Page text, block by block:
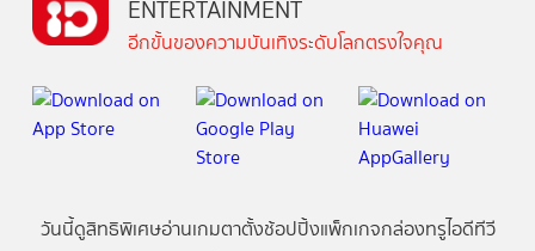
ENTERTAINMENT
อีกขั้นของความบันเทิงระดับโลกตรงใจคุณ
วันนี้ดูสิทธิพิเศษอ่านเกมตาตั้งช้อปปิ้งแพ็กเกจกล่องทรูไอดีทีวี